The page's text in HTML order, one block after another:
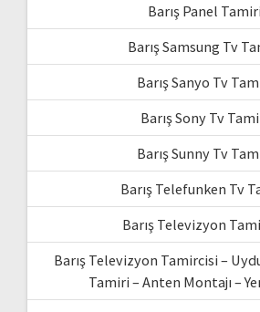
Barış Panel Tamiri
Barış Samsung Tv
Barış Sanyo Tv
Barış Sony Tv
Barış Sunny Tv
Barış Telefunken Tv
Barış Televizyon
Barış Televizyon Tamircisi –
Tamiri – Anten Montajı –